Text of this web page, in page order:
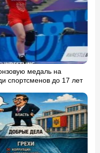
медаль на
спортсменов до 17 лет